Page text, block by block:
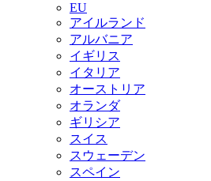
EU
アイルランド
アルバニア
イギリス
イタリア
オーストリア
オランダ
ギリシア
スイス
スウェーデン
スペイン